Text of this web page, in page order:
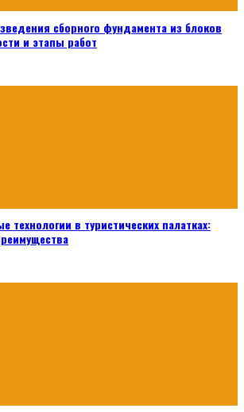
сборного фундамента из блоков
и этапы работ
технологии в туристических палатках: